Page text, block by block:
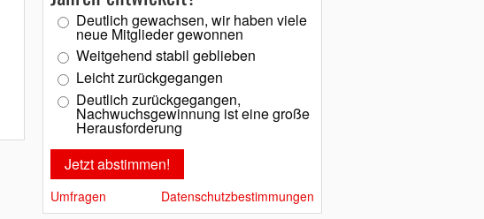
Deutlich gewachsen, wir haben viele
neue Mitglieder gewonnen
Weitgehend stabil geblieben
Leicht zurückgegangen
Deutlich zurückgegangen,
Nachwuchsgewinnung ist eine große
Herausforderung
Umfragen Datenschutzbestimmungen